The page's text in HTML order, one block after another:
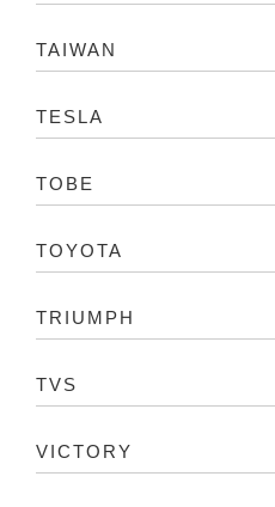
TAIWAN
TESLA
TOBE
TOYOTA
TRIUMPH
TVS
VICTORY